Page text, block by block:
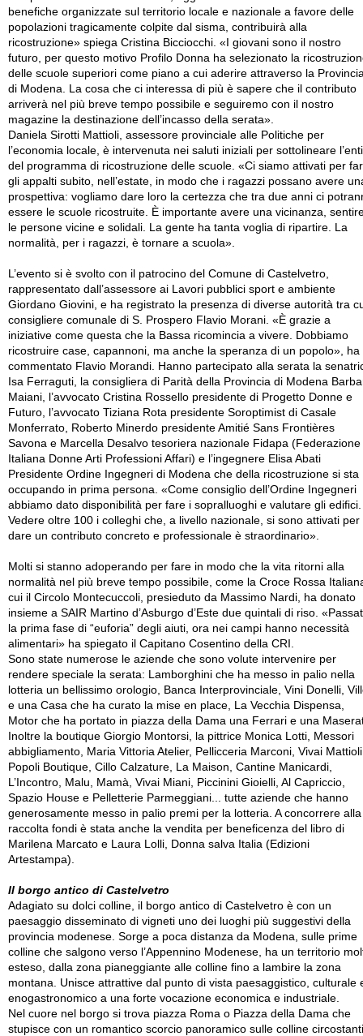
benefiche organizzate sul territorio locale e nazionale a favore delle
popolazioni tragicamente colpite dal sisma, contribuirà alla
ricostruzione» spiega Cristina Bicciocchi. «I giovani sono il nostro
futuro, per questo motivo Profilo Donna ha selezionato la
delle scuole superiori come piano a cui aderire attraverso la
di Modena. La cosa che ci interessa di più è sapere che il contributo
arriverà nel più breve tempo possibile e seguiremo con il nostro
magazine la destinazione dell’incasso della serata».
Daniela Sirotti Mattioli, assessore provinciale alle Politiche per
l’economia locale, è intervenuta nei saluti iniziali per sottolineare
del programma di ricostruzione delle scuole. «Ci siamo attivati per
gli appalti subito, nell’estate, in modo che i ragazzi possano avere
prospettiva: vogliamo dare loro la certezza che tra due anni ci
essere le scuole ricostruite. È importante avere una vicinanza,
le persone vicine e solidali. La gente ha tanta voglia di ripartire. La
normalità, per i ragazzi, è tornare a scuola».
L’evento si è svolto con il patrocino del Comune di Castelvetro,
rappresentato dall’assessore ai Lavori pubblici sport e ambiente
Giordano Giovini, e ha registrato la presenza di diverse autorità tra
consigliere comunale di S. Prospero Flavio Morani. «È grazie a
iniziative come questa che la Bassa ricomincia a vivere. Dobbiamo
ricostruire case, capannoni, ma anche la speranza di un popolo», ha
commentato Flavio Morandi. Hanno partecipato alla serata la
Isa Ferraguti, la consigliera di Parità della Provincia di Modena
Maiani, l’avvocato Cristina Rossello presidente di Progetto Donne e
Futuro, l’avvocato Tiziana Rota presidente Soroptimist di Casale
Monferrato, Roberto Minerdo presidente Amitié Sans Frontières
Savona e Marcella Desalvo tesoriera nazionale Fidapa (Federazione
Italiana Donne Arti Professioni Affari) e l’ingegnere Elisa Abati
Presidente Ordine Ingegneri di Modena che della ricostruzione si sta
occupando in prima persona. «Come consiglio dell’Ordine Ingegneri
abbiamo dato disponibilità per fare i sopralluoghi e valutare gli edifici.
Vedere oltre 100 i colleghi che, a livello nazionale, si sono attivati per
dare un contributo concreto e professionale è straordinario».
Molti si stanno adoperando per fare in modo che la vita ritorni alla
normalità nel più breve tempo possibile, come la Croce Rossa
cui il Circolo Montecuccoli, presieduto da Massimo Nardi, ha donato
insieme a SAIR Martino d’Asburgo d’Este due quintali di riso.
la prima fase di “euforia” degli aiuti, ora nei campi hanno necessità
alimentari» ha spiegato il Capitano Cosentino della CRI.
Sono state numerose le aziende che sono volute intervenire per
rendere speciale la serata: Lamborghini che ha messo in palio nella
lotteria un bellissimo orologio, Banca Interprovinciale, Vini Donelli,
e una Casa che ha curato la mise en place, La Vecchia Dispensa,
Motor che ha portato in piazza della Dama una Ferrari e una
Inoltre la boutique Giorgio Montorsi, la pittrice Monica Lotti, Messori
abbigliamento, Maria Vittoria Atelier, Pellicceria Marconi, Vivai
Popoli Boutique, Cillo Calzature, La Maison, Cantine Manicardi,
L’Incontro, Malu, Mamà, Vivai Miani, Piccinini Gioielli, Al Capriccio,
Spazio House e Pelletterie Parmeggiani... tutte aziende che hanno
generosamente messo in palio premi per la lotteria. A concorrere alla
raccolta fondi è stata anche la vendita per beneficenza del libro di
Marilena Marcato e Laura Lolli, Donna salva Italia (Edizioni
Artestampa).
Il borgo antico di Castelvetro
Adagiato su dolci colline, il borgo antico di Castelvetro è con un
paesaggio disseminato di vigneti uno dei luoghi più suggestivi della
provincia modenese. Sorge a poca distanza da Modena, sulle prime
colline che salgono verso l’Appennino Modenese, ha un territorio
esteso, dalla zona pianeggiante alle colline fino a lambire la zona
montana. Unisce attrattive dal punto di vista paesaggistico, culturale
enogastronomico a una forte vocazione economica e industriale.
Nel cuore nel borgo si trova piazza Roma o Piazza della Dama che
stupisce con un romantico scorcio panoramico sulle colline